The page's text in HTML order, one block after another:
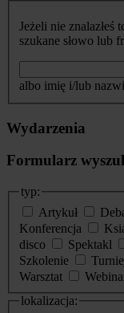
Jeżeli nie znalazłeś
szukane słowo lub
albo imię i/lub
Wydarzenia
Formularz
typ:
Artykuł
Konferencja
disco
Spektakl
Szkolenie
Warsztat
lokalizacja: